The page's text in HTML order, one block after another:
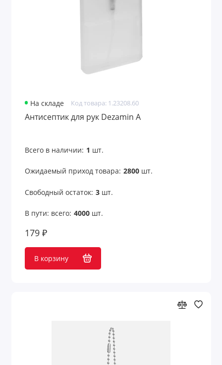
Бинокли
Гигиенические помады
Головоломки
Держатели для визиток
Держатели для документов
На складе Код товара: 1.23208.60
Антисептик для рук Dezamin A
Всего в наличии: 1 шт.
Ожидаемый приход товара: 2800шт.
Свободный остаток: 3шт.
В пути: всего: 4000шт.
179 ₽
В корзину